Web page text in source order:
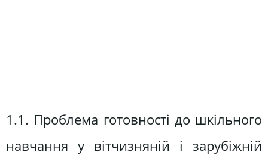
1.1. Проблема готовності до шкільного
навчання у вітчизняній і зарубіжній